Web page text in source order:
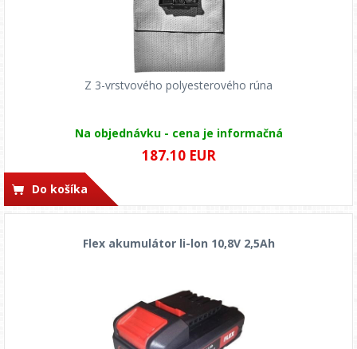
Z 3-vrstvového polyesterového rúna
Na objednávku - cena je informačná
187.10 EUR
Do košíka
Flex akumulátor li-lon 10,8V 2,5Ah